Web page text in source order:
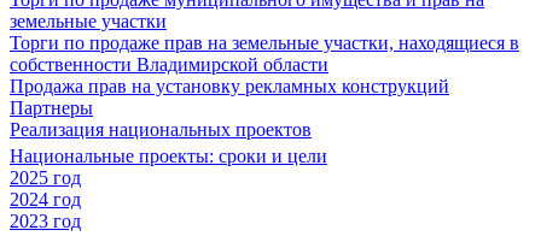
земельные участки
Торги по продаже прав на земельные участки, находящиеся в
собственности Владимирской области
Продажа прав на установку рекламных конструкций
Партнеры
Реализация национальных проектов
Национальные проекты: сроки и цели
2025 год
2024 год
2023 год